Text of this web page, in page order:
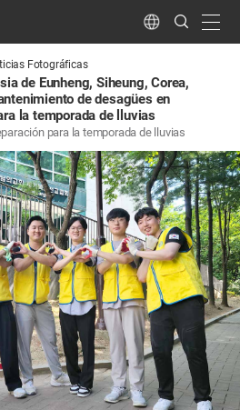
Language
Search
Submit
Fotográficas
de Eunheng, Siheung, Corea,
de desagües en
la temporada de lluvias
para la temporada de lluvias